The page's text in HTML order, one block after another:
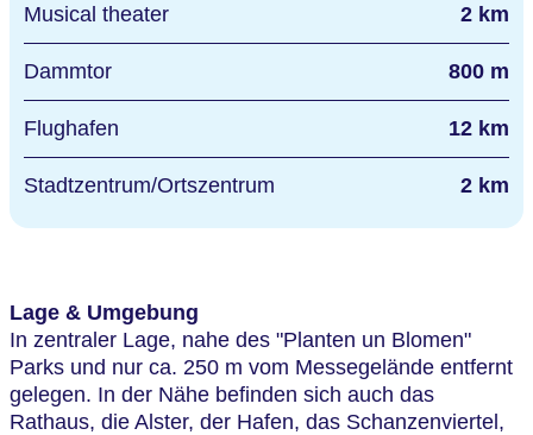
Musical theater 2 km
Dammtor 800 m
Flughafen 12 km
Stadtzentrum/Ortszentrum 2 km
Lage & Umgebung
In zentraler Lage, nahe des "Planten un Blomen"
Parks und nur ca. 250 m vom Messegelände entfernt
gelegen. In der Nähe befinden sich auch das
Rathaus, die Alster, der Hafen, das Schanzenviertel,